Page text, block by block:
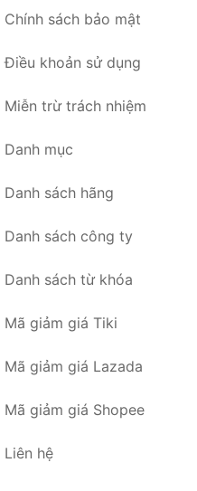
Chính sách bảo mật
Điều khoản sử dụng
Miễn trừ trách nhiệm
Danh mục
Danh sách hãng
Danh sách công ty
Danh sách từ khóa
Mã giảm giá Tiki
Mã giảm giá Lazada
Mã giảm giá Shopee
Liên hệ